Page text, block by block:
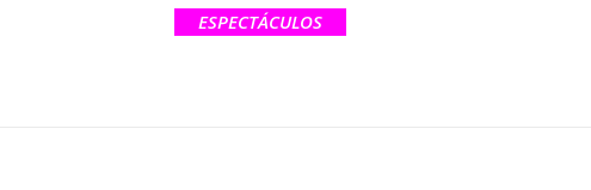
ESPECTÁCULOS